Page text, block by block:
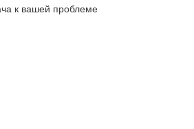
к вашей проблеме